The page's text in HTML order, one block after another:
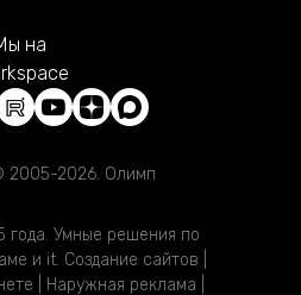
2005-2026. Олимп
года. Умные решения по
и it. Создание сайтов |
| Наружная реклама |